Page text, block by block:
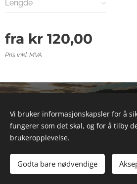
Lengde
fra kr 120,00
Pris inkl. MVA
Legg til i
Vi bruker informasjonskapsler for å
fungerer som det skal, og for å tilby
brukeropplevelse.
Godta bare nødvendige